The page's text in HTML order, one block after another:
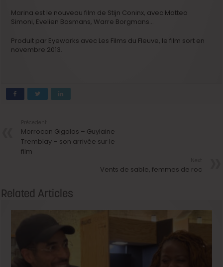
Marina est le nouveau film de Stijn Coninx, avec Matteo
Simoni, Evelien Bosmans, Warre Borgmans…
Produit par Eyeworks avec Les Films du Fleuve, le film sort en
novembre 2013.
Morrocan Gigolos – Guylaine
Tremblay – son arrivée sur le
film
Vents de sable, femmes de roc
Related Articles